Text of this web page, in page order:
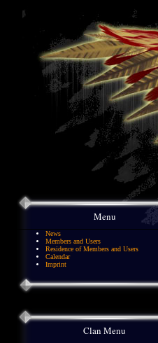
Menu
News
Members and Users
Residence of Members and Users
Calendar
Imprint
Clan Menu